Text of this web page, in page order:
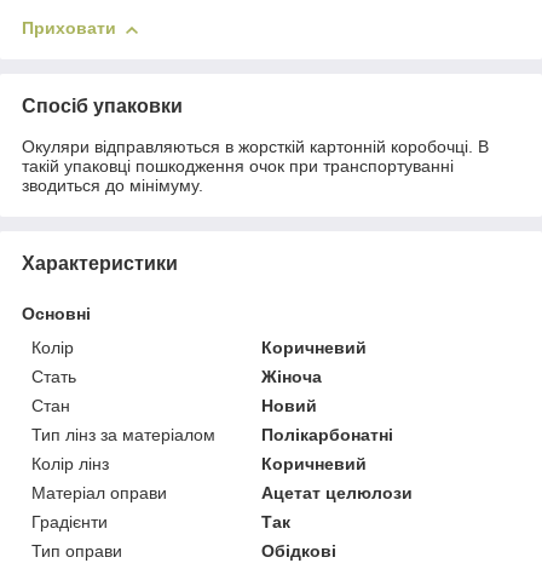
Приховати
Спосіб упаковки
Окуляри відправляються в жорсткій картонній коробочці. В
такій упаковці пошкодження очок при транспортуванні
зводиться до мінімуму.
Характеристики
Основні
Колір
Коричневий
Стать
Жіноча
Стан
Новий
Тип лінз за матеріалом
Полікарбонатні
Колір лінз
Коричневий
Матеріал оправи
Ацетат целюлози
Градієнти
Так
Тип оправи
Обідкові